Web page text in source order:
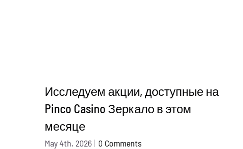
Исследуем акции, доступные на
Pinco Casino Зеркало в этом
месяце
May 4th, 2026 | 0 Comments